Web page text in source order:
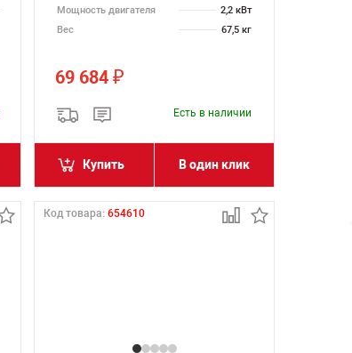
Мощность двигателя
2,2 кВт
Вес
67,5 кг
69 684₽
Есть в наличии
Купить В один клик
Код товара:654610